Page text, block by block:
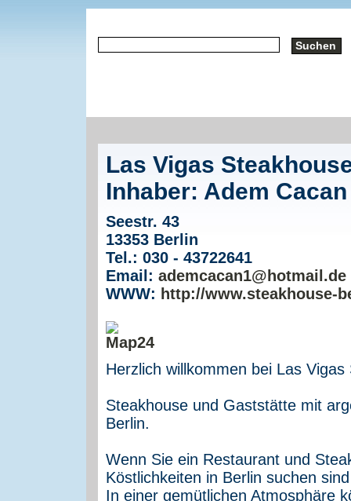
Las Vigas
Inhaber: Adem Cacan
Seestr. 43
13353 Berlin
Tel.: 030 - 43722641
Email: ademcacan1@hotmail.de
WWW: http://www.steakhouse-
Herzlich willkommen bei Las Vigas
Steakhouse und Gaststätte mit
Berlin.
Wenn Sie ein Restaurant und
Köstlichkeiten in Berlin suchen
In einer gemütlichen Atmosphäre